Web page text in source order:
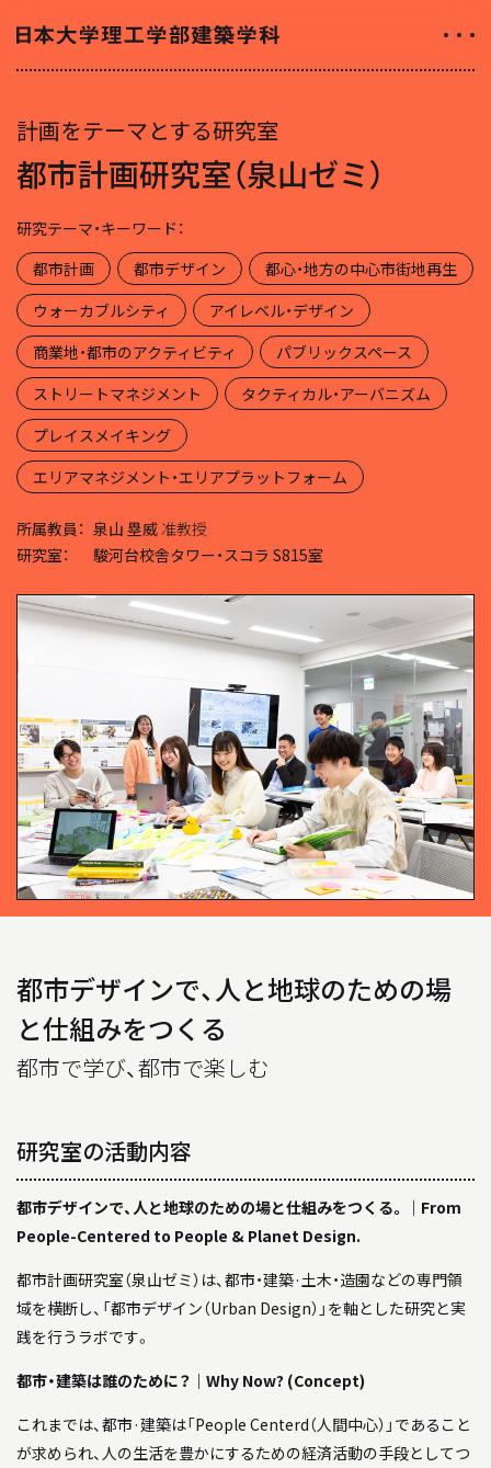
ニュース
日大理工学部建築学科のすべて
INTRODUCTION
学科紹介
01学科の特徴について
02カリキュラムについて
03授業や取り組み
04教員について
05研究室について
INFORMATION
就職や進学について
入試情報
アクセス
WEB MAGAZINE
BACK NUMBER 「駿建（1996 - 2021）」
STUDIO WORKS
AWARD
受賞歴
LINK
リンク
計画をテーマとする研究室
都市計画研究室（泉山ゼミ）
研究テーマ・キーワード：
都市計画
都市デザイン
都心・地方の中心市街地再生
ウォーカブルシティ
アイレベル・デザイン
商業地・都市のアクティビティ
パブリックスペース
ストリートマネジメント
タクティカル・アーバニズム
プレイスメイキング
エリアマネジメント・エリアプラットフォーム
所属教員： 泉山 塁威准教授
研究室：
駿河台校舎タワー・スコラ S815室
都市デザインで、人と地球のための場
と仕組みをつくる
都市で学び、都市で楽しむ
研究室の活動内容
都市デザインで、人と地球のための場と仕組みをつくる。｜From
People-Centered to People & Planet Design.
都市計画研究室（泉山ゼミ）は、都市・建築·土木・造園などの専門領
域を横断し、「都市デザイン（Urban Design）」を軸とした研究と実
践を行うラボです。
都市・建築は誰のために？｜Why Now? (Concept)
これまでは、都市·建築は「People Centerd（人間中心）」であること
が求められ、人の生活を豊かにするための経済活動の手段としてつ